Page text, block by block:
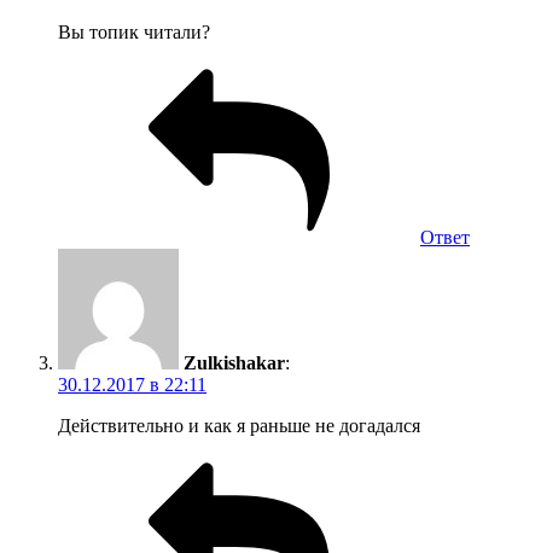
Вы топик читали?
Ответ
Zulkishakar:
30.12.2017 в 22:11
Действительно и как я раньше не догадался